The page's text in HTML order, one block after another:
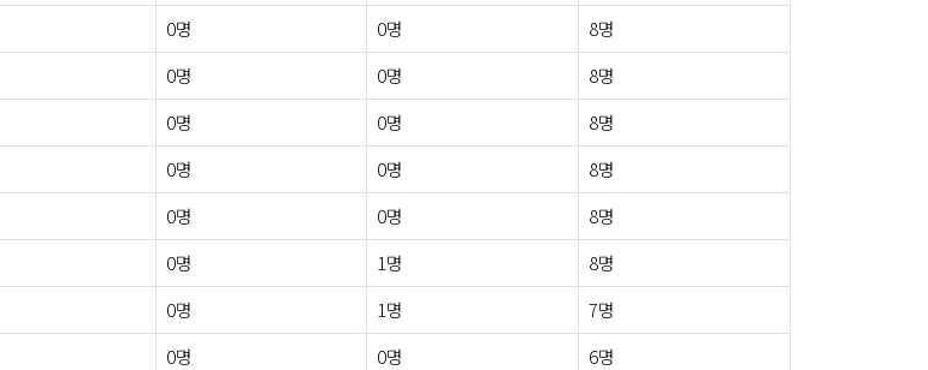
0명 0명
8명
0명 0명
8명
0명 0명
8명
0명 0명
8명
0명 0명
8명
0명 1명
8명
0명 1명
7명
0명 0명
6명